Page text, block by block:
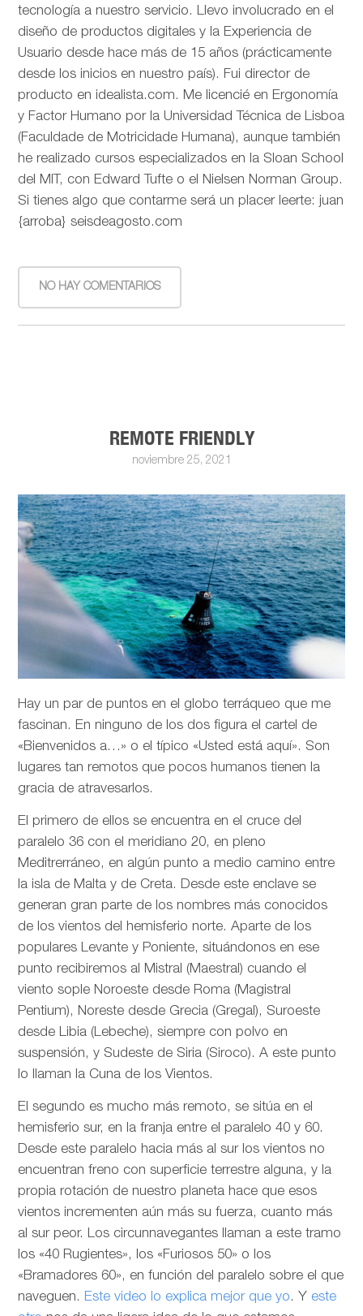
tecnología a nuestro servicio. Llevo involucrado en el
diseño de productos digitales y la Experiencia de
Usuario desde hace más de 15 años (prácticamente
desde los inicios en nuestro país). Fui director de
producto en idealista.com. Me licencié en Ergonomía
y Factor Humano por la Universidad Técnica de Lisboa
(Faculdade de Motricidade Humana), aunque también
he realizado cursos especializados en la Sloan School
del MIT, con Edward Tufte o el Nielsen Norman Group.
Si tienes algo que contarme será un placer leerte: juan
{arroba} seisdeagosto.com
NO HAY COMENTARIOS
REMOTE FRIENDLY
noviembre 25, 2021
Hay un par de puntos en el globo terráqueo que me
fascinan. En ninguno de los dos figura el cartel de
«Bienvenidos a…» o el típico «Usted está aquí». Son
lugares tan remotos que pocos humanos tienen la
gracia de atravesarlos.
El primero de ellos se encuentra en el cruce del
paralelo 36 con el meridiano 20, en pleno
Meditrerráneo, en algún punto a medio camino entre
la isla de Malta y de Creta. Desde este enclave se
generan gran parte de los nombres más conocidos
de los vientos del hemisferio norte. Aparte de los
populares Levante y Poniente, situándonos en ese
punto recibiremos al Mistral (Maestral) cuando el
viento sople Noroeste desde Roma (Magistral
Pentium), Noreste desde Grecia (Gregal), Suroeste
desde Libia (Lebeche), siempre con polvo en
suspensión, y Sudeste de Siria (Siroco). A este punto
lo llaman la Cuna de los Vientos.
El segundo es mucho más remoto, se sitúa en el
hemisferio sur, en la franja entre el paralelo 40 y 60.
Desde este paralelo hacia más al sur los vientos no
encuentran freno con superficie terrestre alguna, y la
propia rotación de nuestro planeta hace que esos
vientos incrementen aún más su fuerza, cuanto más
al sur peor. Los circunnavegantes llaman a este tramo
los «40 Rugientes», los «Furiosos 50» o los
«Bramadores 60», en función del paralelo sobre el que
naveguen. Este video lo explica mejor que yo. Y este